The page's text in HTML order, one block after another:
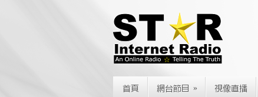
首頁 網台節目 » 視像直播